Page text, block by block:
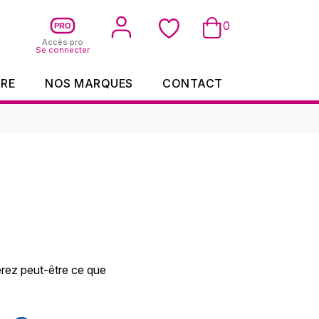
PRO
Accès pro
Se connecter
0
NOS MARQUES CONTACT
peut-être ce que